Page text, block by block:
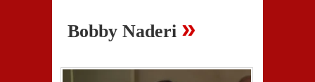
Bobby Naderi »